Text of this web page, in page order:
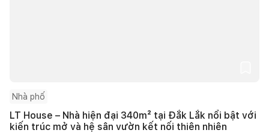
Nhà phố
LT House – Nhà hiện đại 340m² tại Đắk Lắk nổi bật với
kiến trúc mở và hệ sân vườn kết nối thiên nhiên